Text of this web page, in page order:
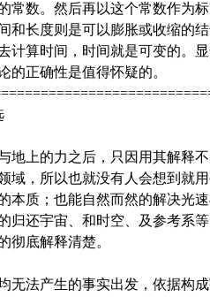
常数。然后再以这个常数作为
和长度则是可以膨胀或收缩的
计算时间，时间就是可变的。
的正确性是值得怀疑的。
地上的力之后，只因用其解释
域，所以也就没有人会想到就
本质；也能自然而然的解决光
归还宇宙、和时空、及参考系
彻底解释清楚。
无法产生的事实出发，依据构